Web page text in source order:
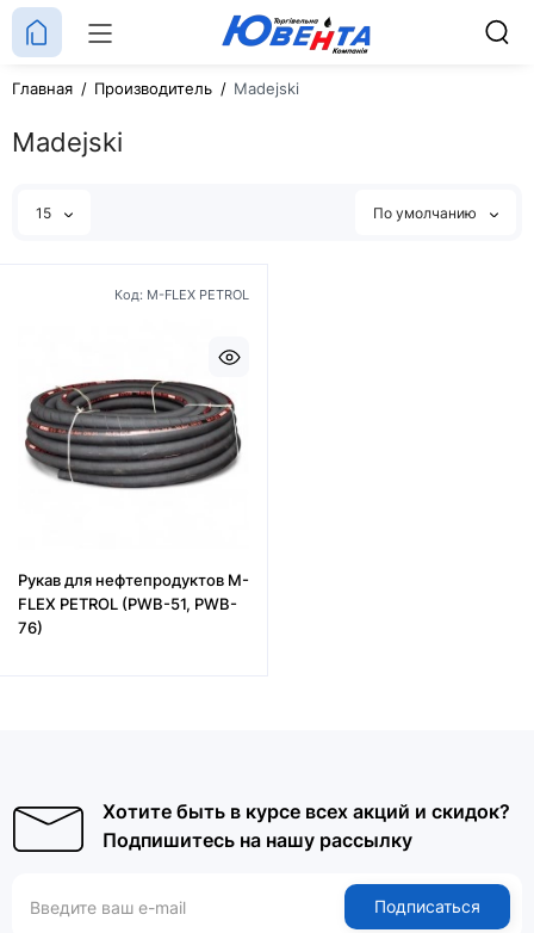
Главная Производитель Madejski
Madejski
15 По умолчанию
Код: M-FLEX PETROL
Рукав для нефтепродуктов M-
FLEX PETROL (PWB-51, PWB-
76)
Хотите быть в курсе всех акций и скидок?
Подпишитесь на нашу рассылку
Подписаться